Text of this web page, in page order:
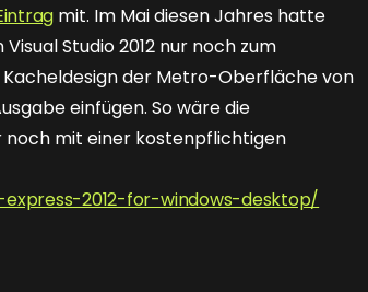
mit. Im Mai diesen Jahres hatte
Studio 2012 nur noch zum
Kacheldesign der Metro-Oberfläche von
einfügen. So wäre die
noch mit einer kostenpflichtigen
2012-for-windows-desktop/